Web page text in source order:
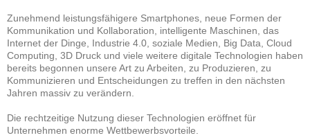
Zunehmend leistungsfähigere Smartphones, neue Formen der
Kommunikation und Kollaboration, intelligente Maschinen, das
Internet der Dinge, Industrie 4.0, soziale Medien, Big Data, Cloud
Computing, 3D Druck und viele weitere digitale Technologien haben
bereits begonnen unsere Art zu Arbeiten, zu Produzieren, zu
Kommunizieren und Entscheidungen zu treffen in den nächsten
Jahren massiv zu verändern.
Die rechtzeitige Nutzung dieser Technologien eröffnet für
Unternehmen enorme Wettbewerbsvorteile.